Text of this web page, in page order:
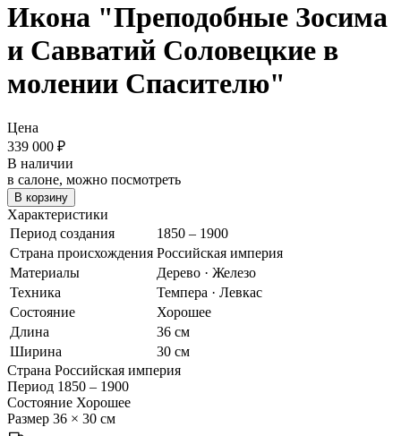
Икона "Преподобные Зосима
и Савватий Соловецкие в
молении Спасителю"
Цена
339 000 ₽
В наличии
в салоне, можно посмотреть
В корзину
Характеристики
Период создания
1850 – 1900
Страна происхождения Российская империя
Материалы
Дерево · Железо
Техника
Темпера · Левкас
Состояние
Хорошее
Длина
36 см
Ширина
30 см
Страна Российская империя
Период 1850 – 1900
Состояние Хорошее
Размер 36 × 30 см